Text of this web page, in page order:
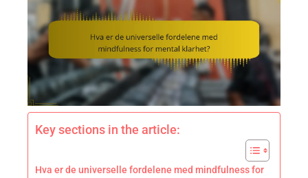
Key sections in the article:
Hva er de universelle fordelene med mindfulness for